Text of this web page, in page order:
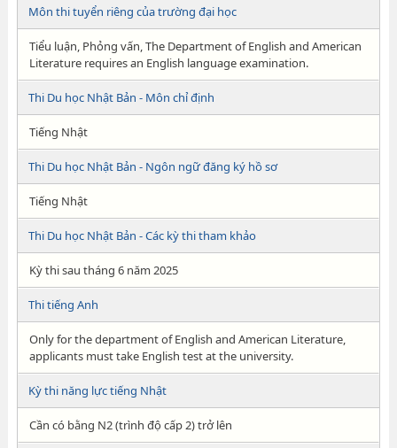
Môn thi tuyển riêng của trường đại học
Tiểu luận, Phỏng vấn, The Department of English and American
Literature requires an English language examination.
Thi Du học Nhật Bản - Môn chỉ định
Tiếng Nhật
Thi Du học Nhật Bản - Ngôn ngữ đăng ký hồ sơ
Tiếng Nhật
Thi Du học Nhật Bản - Các kỳ thi tham khảo
Kỳ thi sau tháng 6 năm 2025
Thi tiếng Anh
Only for the department of English and American Literature,
applicants must take English test at the university.
Kỳ thi năng lực tiếng Nhật
Cần có bằng N2 (trình độ cấp 2) trở lên